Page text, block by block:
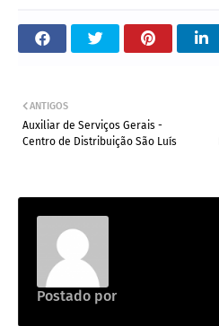
ANTIGOS
Auxiliar de Serviços Gerais -
Centro de Distribuição São Luís
Postado por